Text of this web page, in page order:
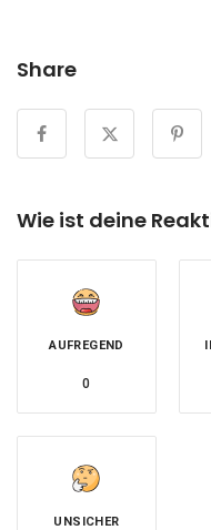
Share
Wie ist deine
AUFREGEND
0
UNSICHER